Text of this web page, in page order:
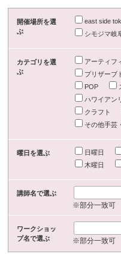
開催場所を選
ぶ
east side
シモジマ岐
カテゴリを選
ぶ
アーティフ
プリザーブ
POP
ハワイアン
クラフト
その他手芸
曜日を選ぶ 日曜日
木曜日
講師名で選ぶ
※部分一致可
ワークショッ
プ名で選ぶ
※部分一致可